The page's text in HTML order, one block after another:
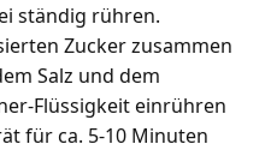
ständig rühren.
Zucker zusammen
Salz und dem
Flüssigkeit einrühren
für ca. 5-10 Minuten